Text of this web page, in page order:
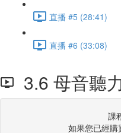
直播 #5 (28:41)
直播 #6 (33:08)
3.6 母音聽
課
如果您已經購